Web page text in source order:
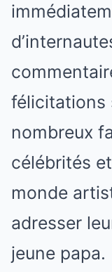
félicitations
nombreux
célébrités
monde
adresser
jeune papa.